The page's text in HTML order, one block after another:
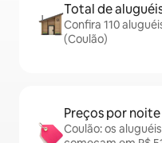
Total de
Confira 110
(Coulão)
Preços por
Coulão: os